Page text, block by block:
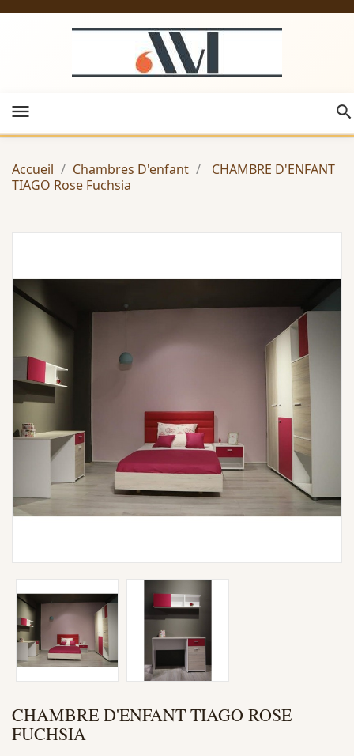
menu
Accueil Chambres D'enfant
CHAMBRE D'ENFANT
TIAGO Rose Fuchsia
CHAMBRE D'ENFANT TIAGO ROSE
FUCHSIA